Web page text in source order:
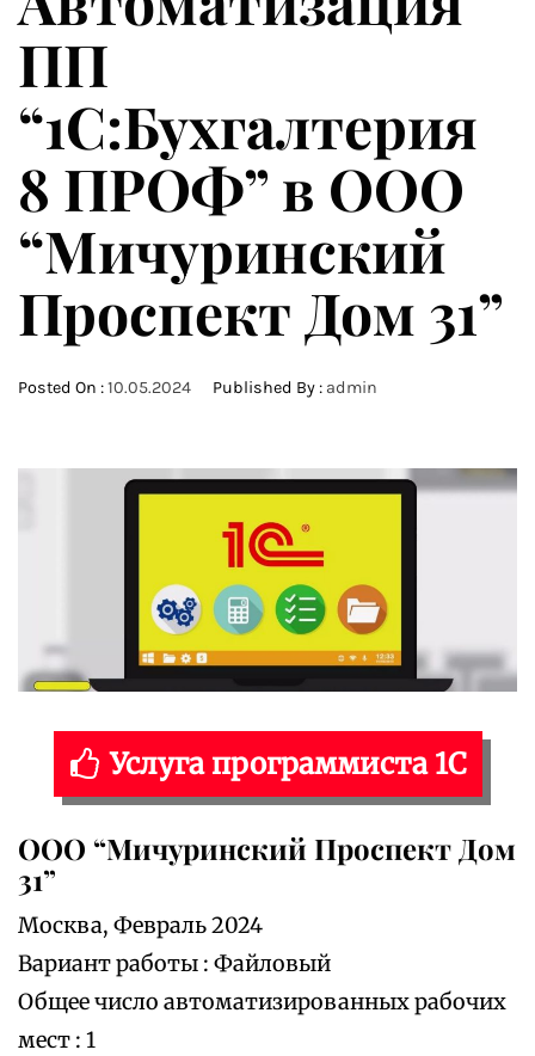
ПП
“1С:Бухгалтерия
8 ПРОФ” в ООО
“Мичуринский
Проспект Дом 31”
Posted On :10.05.2024 Published By : admin
Услуга программиста 1С
ООО “Мичуринский Проспект Дом
31”
Москва, Февраль 2024
Вариант работы : Файловый
Общее число автоматизированных рабочих
мест : 1